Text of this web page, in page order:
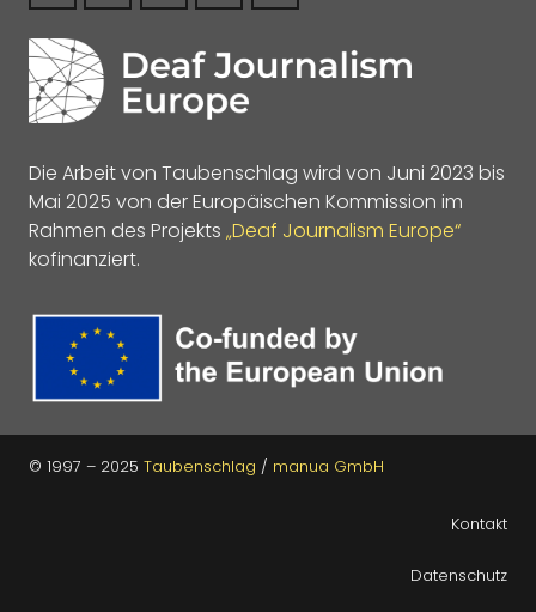
Die Arbeit von Taubenschlag wird von Juni 2023 bis
Mai 2025 von der Europäischen Kommission im
Rahmen des Projekts „Deaf Journalism Europe“
kofinanziert.
© 1997 – 2025 Taubenschlag / manua GmbH
Kontakt
Datenschutz